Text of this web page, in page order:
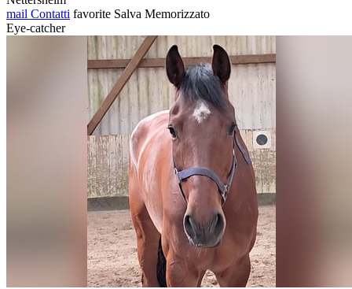
mail Contatti favorite Salva Memorizzato
Eye-catcher